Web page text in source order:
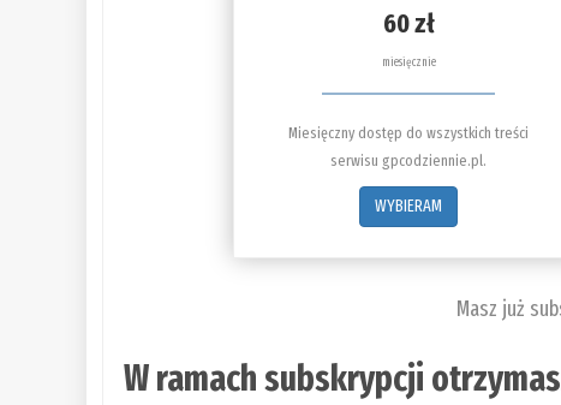
60 zł
miesięcznie
Miesięczny dostęp do wszystkich treści
serwisu gpcodziennie.pl.
WYBIERAM
Masz już
W ramach subskrypcji